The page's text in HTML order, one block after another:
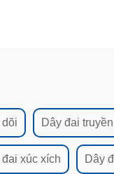
dõi Dây đai
đai xúc xích Dây